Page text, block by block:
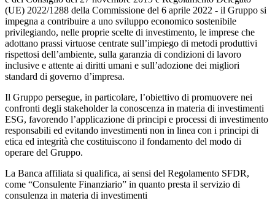
(UE) 2022/1288 della Commissione del 6 aprile 2022 - il Gruppo si
impegna a contribuire a uno sviluppo economico sostenibile
privilegiando, nelle proprie scelte di investimento, le imprese che
adottano prassi virtuose centrate sull’impiego di metodi produttivi
rispettosi dell’ambiente, sulla garanzia di condizioni di lavoro
inclusive e attente ai diritti umani e sull’adozione dei migliori
standard di governo d’impresa.
Il Gruppo persegue, in particolare, l’obiettivo di promuovere nei
confronti degli stakeholder la conoscenza in materia di investimenti
ESG, favorendo l’applicazione di principi e processi di investimento
responsabili ed evitando investimenti non in linea con i principi di
etica ed integrità che costituiscono il fondamento del modo di
operare del Gruppo.
La Banca affiliata si qualifica, ai sensi del Regolamento SFDR,
come “Consulente Finanziario” in quanto presta il servizio di
consulenza in materia di investimenti